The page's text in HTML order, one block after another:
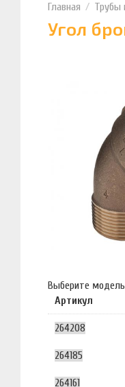
Трубы
Угол
Выберите модель
Артикул
264208
264185
264161